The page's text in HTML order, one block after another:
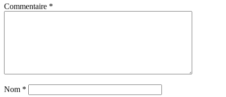
Commentaire *
Nom *